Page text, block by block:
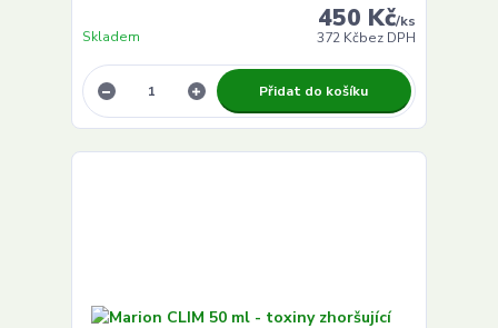
450 Kč/ks
372 Kčbez DPH
Skladem
Přidat do košíku